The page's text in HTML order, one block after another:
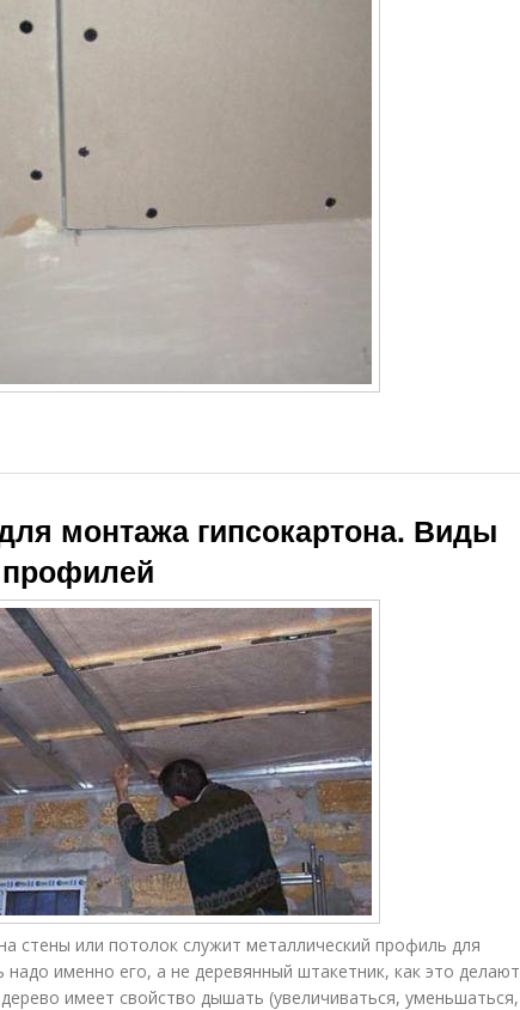
монтажа гипсокартона. Виды
стены или потолок служит металлический профиль для
надо именно его, а не деревянный штакетник, как это делают
имеет свойство дышать (увеличиваться, уменьшаться,